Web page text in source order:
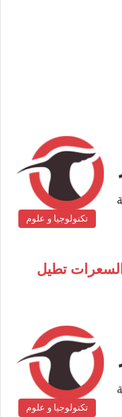
تكنولوجيا و علوم
السعرات تطيل
تكنولوجيا و علوم